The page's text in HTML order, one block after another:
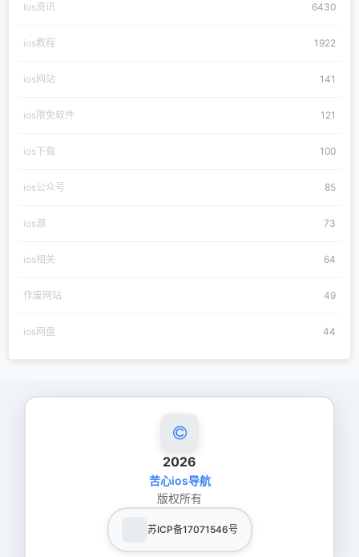
Ios资讯 6430
ios教程 1922
ios网站 141
ios限免软件 121
ios下载 100
ios公众号 85
ios源 73
ios相关 64
作废网站 49
ios网盘 44
2026
苦心ios导航
版权所有
苏ICP备17071546号